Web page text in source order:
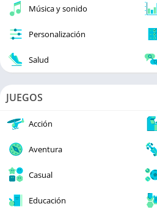
Música y sonido
Personalización
Salud
JUEGOS
Acción
Aventura
Casual
Educación